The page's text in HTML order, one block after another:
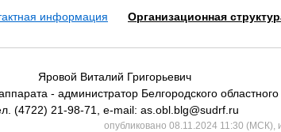
информация
Организационная
Яровой Виталий Григорьевич
- администратор Белгородского областного
(4722) 21-98-71, e-mail: as.obl.blg@sudrf.ru
опубликовано 08.11.2024 11:30